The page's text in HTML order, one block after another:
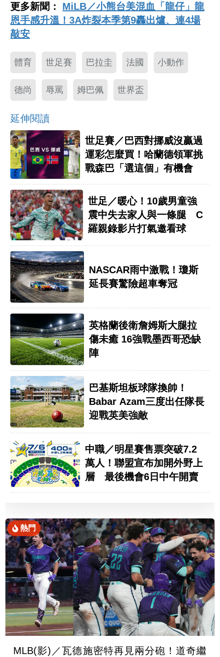
更多新聞： MiLB／小熊台美混血「龍仔」龍
恩手感升溫！3A炸裂本季第9轟出爐、連4場
敲安
體育 世足賽 巴拉圭 法國 小動作
德尚 辱罵 姆巴佩 世界盃
延伸閱讀
世足賽／巴西對挪威沒贏過
運彩怎麼買！哈蘭德領軍挑
戰森巴「選這個」有機會
世足／暖心！10歲男童強
震中失去家人與一條腿 C
羅親錄影片打氣邀看球
NASCAR雨中激戰！瓊斯
延長賽驚險超車奪冠
英格蘭後衛詹姆斯大腿拉
傷未癒 16強戰墨西哥恐缺
陣
巴基斯坦板球隊換帥！
Babar Azam三度出任隊長
迎戰英美強敵
中職／明星賽售票突破7.2
萬人！聯盟宣布加開外野上
層 最後機會6日中午開賣
熱門
MLB(影)／瓦德施密特再見兩分砲！道奇繼